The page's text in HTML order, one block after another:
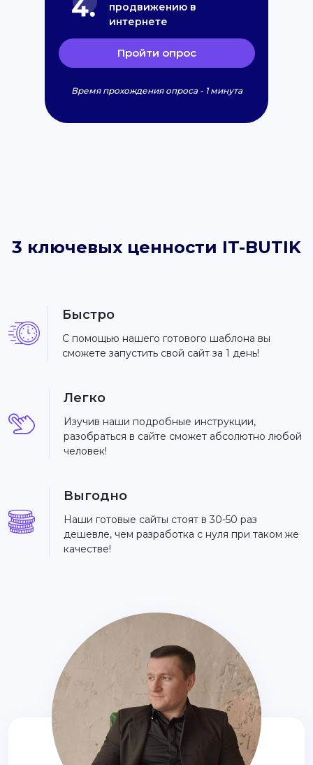
продвижению в
интернете
Пройти опрос
Время прохождения опроса - 1 минута
3 ключевых ценности IT-BUTIK
Быстро
С помощью нашего готового шаблона вы
сможете запустить свой сайт за 1 день!
Легко
Изучив наши подробные инструкции,
разобраться в сайте сможет абсолютно любой
человек!
Выгодно
Наши готовые сайты стоят в 30-50 раз
дешевле, чем разработка с нуля при таком же
качестве!